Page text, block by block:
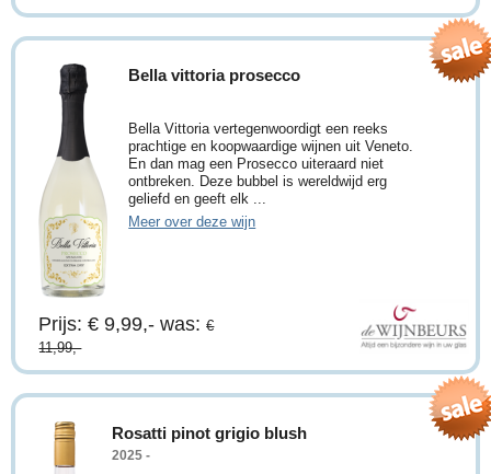
Bella vittoria prosecco
Bella Vittoria vertegenwoordigt een reeks
prachtige en koopwaardige wijnen uit Veneto.
En dan mag een Prosecco uiteraard niet
ontbreken. Deze bubbel is wereldwijd erg
geliefd en geeft elk ...
Meer over deze wijn
Prijs: € 9,99,-was:€
11,99,-
Rosatti pinot grigio blush
2025 -